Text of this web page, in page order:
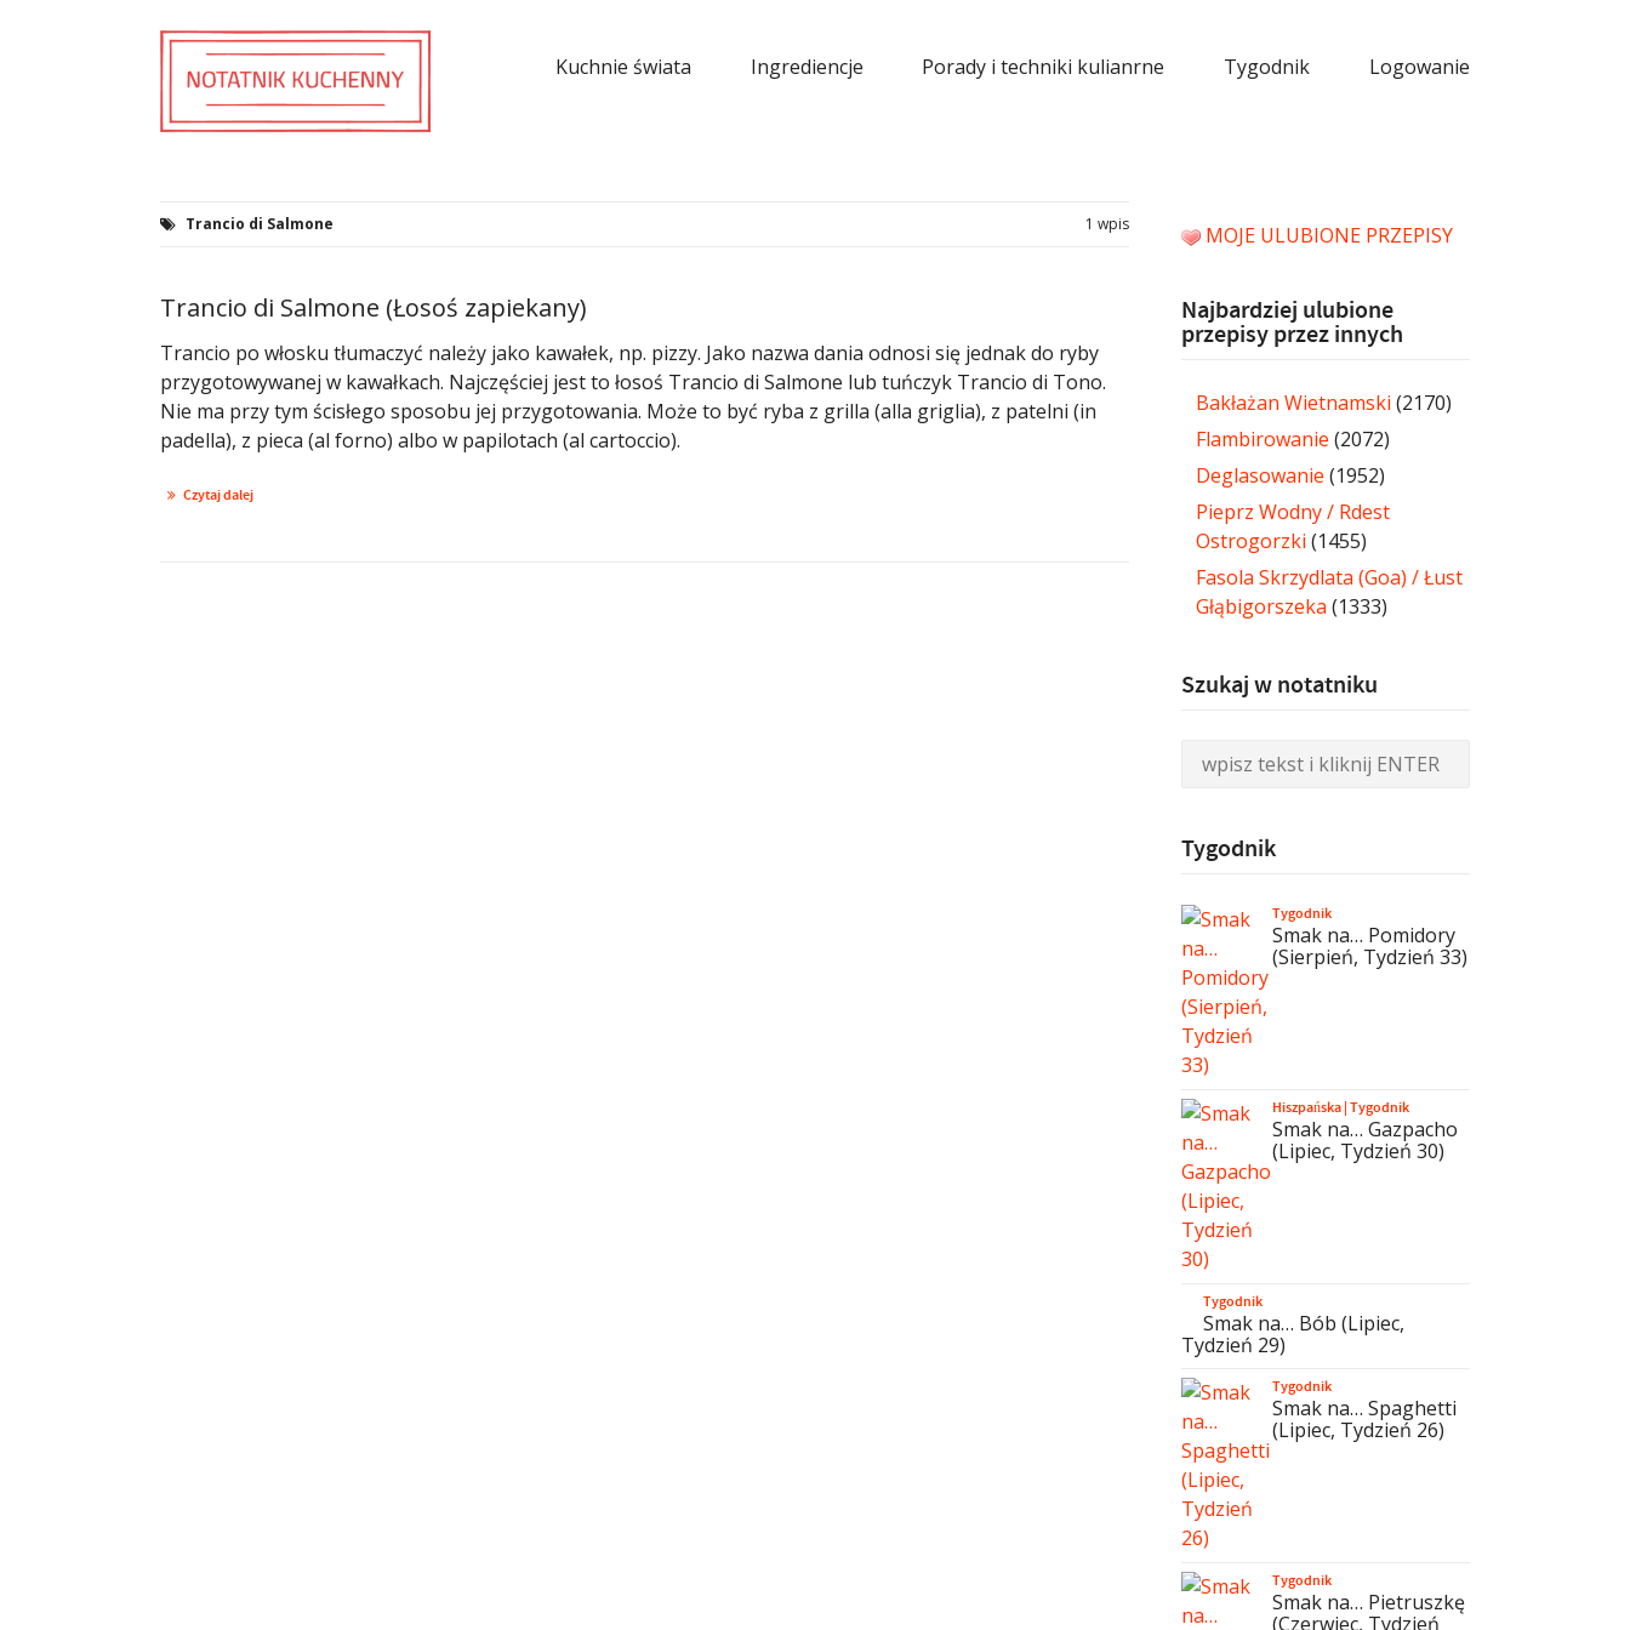
Kuchnie świata Ingrediencje Porady i techniki kulianrne Tygodnik Logowanie
Trancio di Salmone 1 wpis
Trancio di Salmone (Łosoś zapiekany)
Trancio po włosku tłumaczyć należy jako kawałek, np. pizzy. Jako nazwa dania odnosi się jednak do ryby
przygotowywanej w kawałkach. Najczęściej jest to łosoś Trancio di Salmone lub tuńczyk Trancio di Tono.
Nie ma przy tym ścisłego sposobu jej przygotowania. Może to być ryba z grilla (alla griglia), z patelni (in
padella), z pieca (al forno) albo w papilotach (al cartoccio).
Czytaj dalej
MOJE ULUBIONE PRZEPISY
Najbardziej ulubione
przepisy przez innych
Bakłażan Wietnamski (2170)
Flambirowanie (2072)
Deglasowanie (1952)
Pieprz Wodny / Rdest
Ostrogorzki (1455)
Fasola Skrzydlata (Goa) / Łust
Głąbigorszeka (1333)
Szukaj w notatniku
Tygodnik
Tygodnik
Smak na… Pomidory
(Sierpień, Tydzień 33)
Hiszpańska|Tygodnik
Smak na… Gazpacho
(Lipiec, Tydzień 30)
Tygodnik
Smak na… Bób (Lipiec,
Tydzień 29)
Tygodnik
Smak na… Spaghetti
(Lipiec, Tydzień 26)
Tygodnik
Smak na… Pietruszkę
(Czerwiec, Tydzień